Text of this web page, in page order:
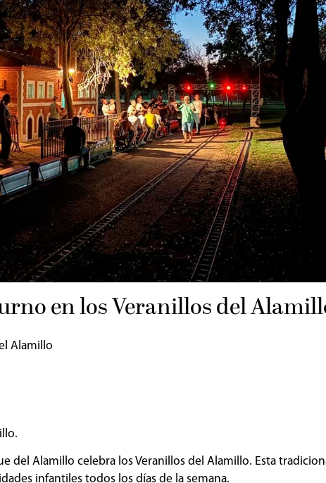
en los Veranillos del
Alamillo
del Alamillo celebra los Veranillos del Alamillo. Esta
infantiles todos los días de la semana.